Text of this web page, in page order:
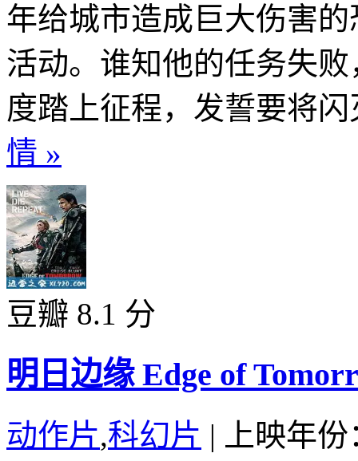
年给城市造成巨大伤害
活动。谁知他的任务失
度踏上征程，发誓要将
情 »
豆瓣 8.1 分
明日边缘 Edge of
动作片,科幻片 |
上映年